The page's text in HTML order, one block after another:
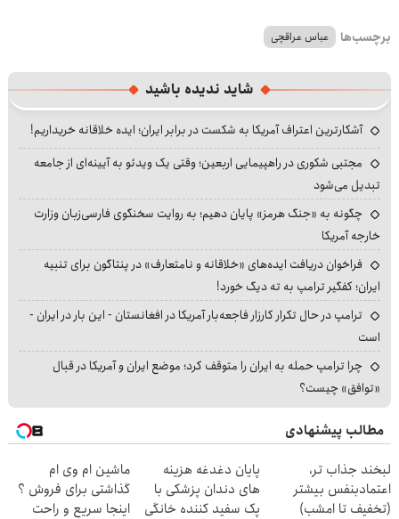
برچسب‌ها عباس عراقچی
شاید ندیده باشید
آشکارترین اعتراف آمریکا به شکست در برابر ایران؛ ایده خلاقانه خریداریم!
مجتبی شکوری در راهپیمایی اربعین؛ وقتی یک ویدئو به آیینه‌ای از جامعه
تبدیل می‌شود
چگونه به «جنگ هرمز» پایان دهیم؛ به روایت سخنگوی فارسی‌زبان وزارت
خارجه آمریکا
فراخوان دریافت ایده‌های «خلاقانه و نامتعارف» در پنتاگون برای تنبیه
ایران؛ کفگیر ترامپ به ته دیگ خورد!
ترامپ در حال تکرار کارزار فاجعه‌بار آمریکا در افغانستان - این بار در ایران -
است
چرا ترامپ حمله به ایران را متوقف کرد؛ موضع ایران و آمریکا در قبال
«توافق» چیست؟
مطالب پیشنهادی
لبخند جذاب تر،
اعتمادبنفس بیشتر
(تخفیف تا امشب)
پایان دغدغه هزینه
های دندان پزشکی با
پک سفید کننده خانگی
ماشین ام وی ام
گذاشتی برای فروش ؟
اینجا سریع و راحت